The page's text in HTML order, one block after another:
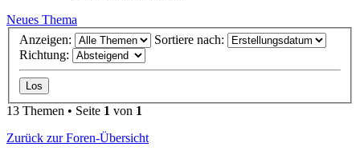
Neues Thema
Anzeigen:
Sortiere nach:
Richtung:
13 Themen • Seite 1 von 1
Zurück zur Foren-Übersicht